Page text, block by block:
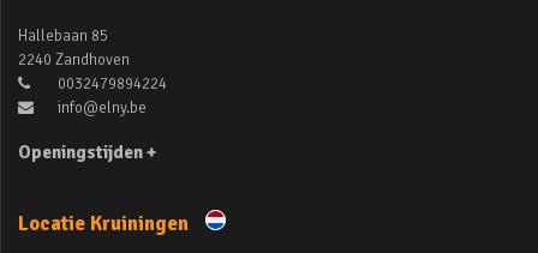
Hallebaan 85
2240 Zandhoven
0032479894224
info@elny.be
Openingstijden +
Locatie Kruiningen